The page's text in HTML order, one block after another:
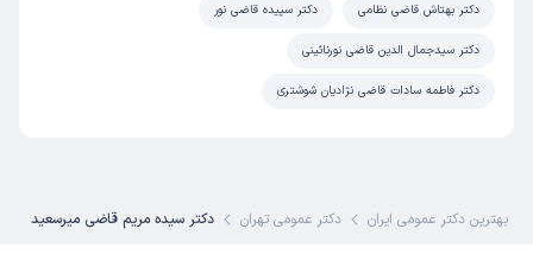
دکتر بهتاش قاضی نظامی دکتر سپیده قاضی نور
دکتر سیدجمال الدین قاضی نورنائینی
دکتر فاطمه سادات قاضی نژادیان شوشتری
بهترین دکتر عمومی ایران دکتر عمومی تهران دکتر سیده مریم قاضی میرسعید